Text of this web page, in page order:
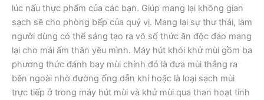
lúc nấu thực phẩm của các bạn. Giúp mang lại không gian
sạch sẽ cho phòng bếp của quý vị. Mang lại sự thư thái, làm
người dùng có thể sáng tạo ra vô số thức ăn độc đáo mang
lại cho mái ấm thân yêu mình. Máy hút khói khử mùi gồm ba
phương thức đánh bay mùi chính đó là đưa mùi thẳng ra
bên ngoài nhờ đường ống dẫn khí hoặc là loại sạch mùi
trực tiếp ở trong máy hút mùi và khử mùi qua than hoạt tính